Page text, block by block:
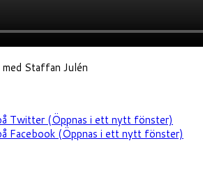
Staffan Julén
Twitter (Öppnas i ett nytt fönster)
Facebook (Öppnas i ett nytt fönster)